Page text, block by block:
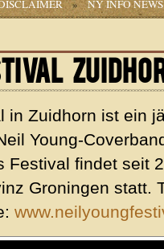
» NY INFO NEWS
in Zuidhorn ist ein
Young-
Festival findet seit
Groningen statt.